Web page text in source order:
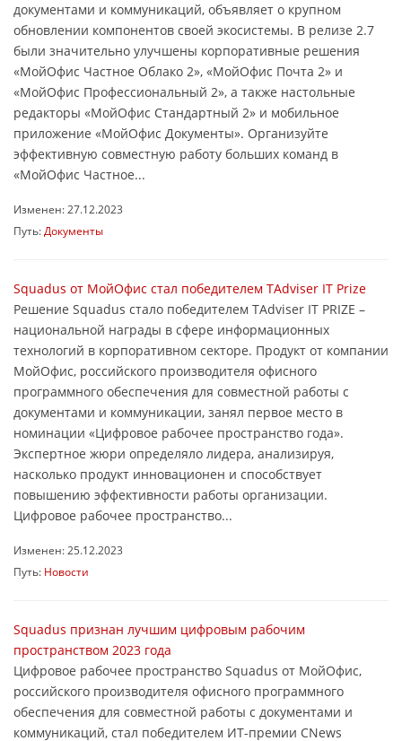
документами и коммуникаций, объявляет о крупном
обновлении компонентов своей экосистемы. В релизе 2.7
были значительно улучшены корпоративные решения
«МойОфис Частное Облако 2», «МойОфис Почта 2» и
«МойОфис Профессиональный 2», а также настольные
редакторы «МойОфис Стандартный 2» и мобильное
приложение «МойОфис Документы». Организуйте
эффективную совместную работу больших команд в
«МойОфис Частное...
Изменен: 27.12.2023
Путь: Документы
Squadus от МойОфис стал победителем TAdviser IT Prize
Решение Squadus стало победителем TAdviser IT PRIZE –
национальной награды в сфере информационных
технологий в корпоративном секторе. Продукт от компании
МойОфис, российского производителя офисного
программного обеспечения для совместной работы с
документами и коммуникации, занял первое место в
номинации «Цифровое рабочее пространство года».
Экспертное жюри определяло лидера, анализируя,
насколько продукт инновационен и способствует
повышению эффективности работы организации.
Цифровое рабочее пространство...
Изменен: 25.12.2023
Путь: Новости
Squadus признан лучшим цифровым рабочим
пространством 2023 года
Цифровое рабочее пространство Squadus от МойОфис,
российского производителя офисного программного
обеспечения для совместной работы с документами и
коммуникаций, стал победителем ИТ-премии CNews